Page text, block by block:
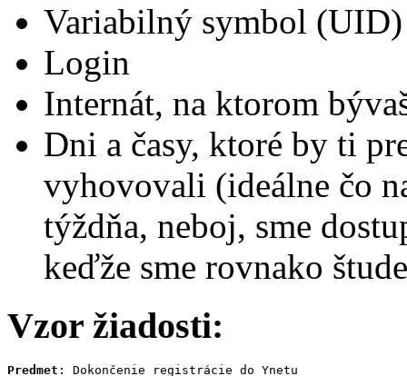
Variabilný symbol (UID)
Login
Internát, na ktorom
Dni a časy, ktoré by ti
vyhovovali (ideálne čo
týždňa, neboj, sme
keďže sme rovnako
Vzor žiadosti:
Predmet : Dokončenie registrácie do Ynetu